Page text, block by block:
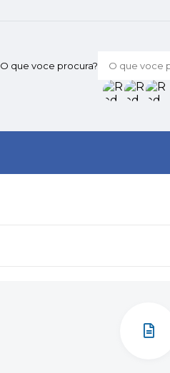
O que voce procura?